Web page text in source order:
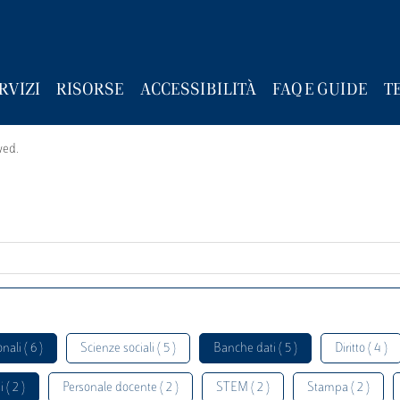
RISORSE ACCESSIBILITÀ FAQ E GUIDE
( 6 ) Scienze sociali ( 5 ) Banche dati ( 5 ) Diritto ( 4 )
( 2 ) Personale docente ( 2 ) STEM ( 2 ) Stampa ( 2 )